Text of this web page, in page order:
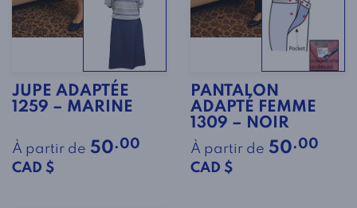
JUPE ADAPTÉE
1259 – MARINE
À partir de 50.00
CAD $
PANTALON
ADAPTÉ FEMME
1309 – NOIR
À partir de 50.00
CAD $